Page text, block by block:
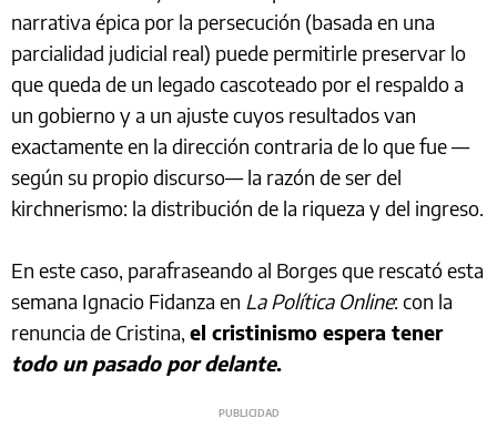
narrativa épica por la persecución (basada en una
parcialidad judicial real) puede permitirle preservar lo
que queda de un legado cascoteado por el respaldo a
un gobierno y a un ajuste cuyos resultados van
exactamente en la dirección contraria de lo que fue —
según su propio discurso— la razón de ser del
kirchnerismo: la distribución de la riqueza y del ingreso.
En este caso, parafraseando al Borges que rescató esta
semana Ignacio Fidanza en La Política Online: con la
renuncia de Cristina, el cristinismo espera tener
todo un pasado por delante.